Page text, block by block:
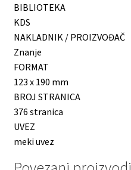
BIBLIOTEKA
KDS
NAKLADNIK / PROIZVOĐAČ
Znanje
FORMAT
123 x 190 mm
BROJ STRANICA
376 stranica
UVEZ
meki uvez